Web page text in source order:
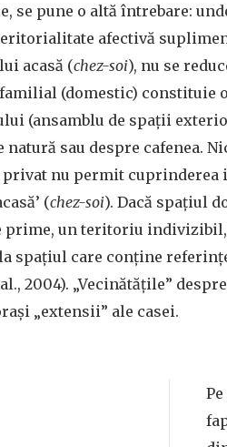
se pune o altă întrebare:
afectivă
acasă (chez-soi), nu se
(domestic) constituie
(ansamblu de spații
natură sau despre cafenea.
privat nu permit
(chez-soi). Dacă spațiul
prime, un teritoriu
spațiul care conține
2004). „Vecinătățile”
„extensii” ale casei.